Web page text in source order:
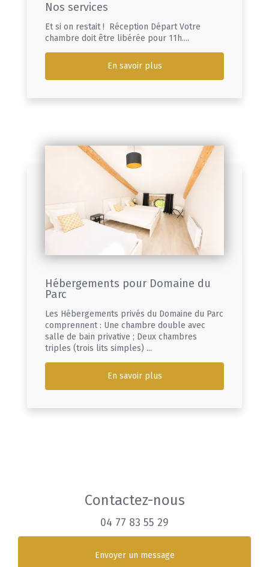
Nos services
Et si on restait ! Réception Départ Votre
chambre doit être libérée pour 11h....
En savoir plus
Hébergements pour Domaine du
Parc
Les Hébergements privés du Domaine du Parc
comprennent : Une chambre double avec
salle de bain privative ; Deux chambres
triples (trois lits simples) ...
En savoir plus
Contactez-nous
04 77 83 55 29
Envoyer un message